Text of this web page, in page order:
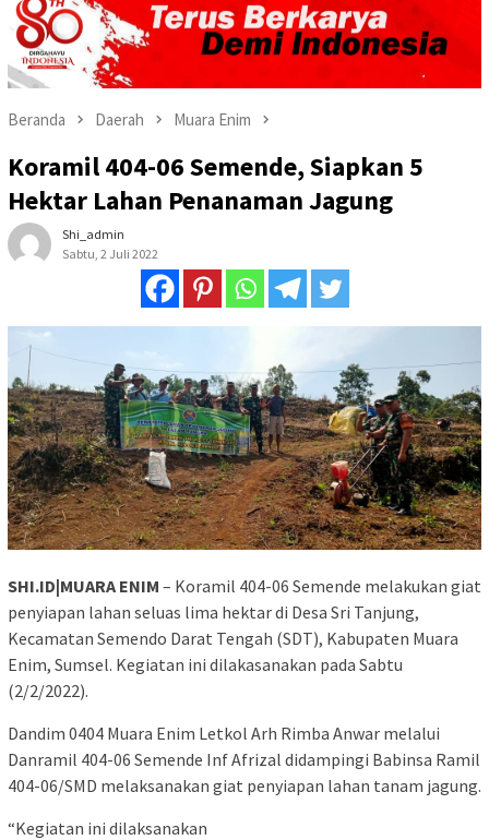
Beranda Daerah Muara Enim
Koramil 404-06 Semende, Siapkan 5
Hektar Lahan Penanaman Jagung
Shi_admin
Sabtu, 2 Juli 2022
SHI.ID|MUARA ENIM – Koramil 404-06 Semende melakukan giat
penyiapan lahan seluas lima hektar di Desa Sri Tanjung,
Kecamatan Semendo Darat Tengah (SDT), Kabupaten Muara
Enim, Sumsel. Kegiatan ini dilakasanakan pada Sabtu
(2/2/2022).
Dandim 0404 Muara Enim Letkol Arh Rimba Anwar melalui
Danramil 404-06 Semende Inf Afrizal didampingi Babinsa Ramil
404-06/SMD melaksanakan giat penyiapan lahan tanam jagung.
“Kegiatan ini dilaksanakan